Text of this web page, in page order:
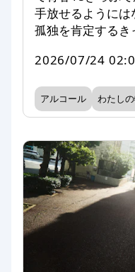
手放せるように
孤独を肯定するき
2026/07/24
アルコール わたし